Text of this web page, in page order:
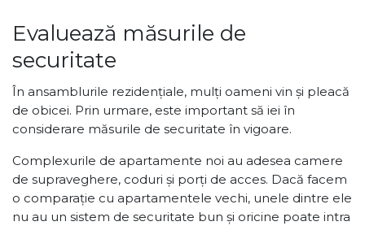
Evaluează măsurile de
securitate
În ansamblurile rezidențiale, mulți oameni vin și pleacă
de obicei. Prin urmare, este important să iei în
considerare măsurile de securitate în vigoare.
Complexurile de apartamente noi au adesea camere
de supraveghere, coduri și porți de acces. Dacă facem
o comparație cu apartamentele vechi, unele dintre ele
nu au un sistem de securitate bun și oricine poate intra